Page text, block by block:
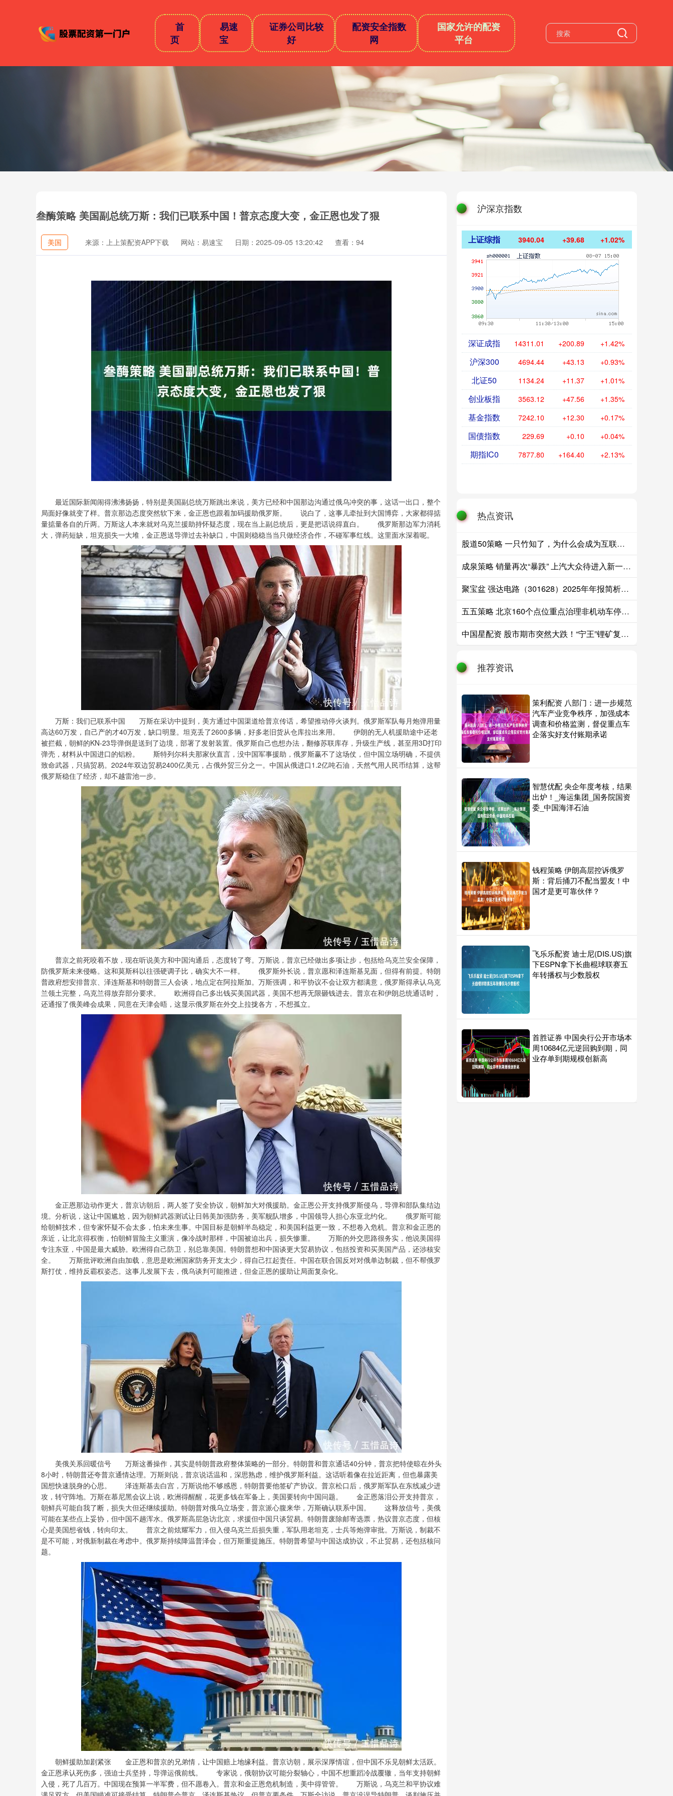
首
页
易速
宝
证券公司比较
好
配资安全指数
网
国家允许的配资
平台
叁酶策略 美国副总统万斯：我们已联系中国！普京态度大变，金正恩也发了狠
美国 来源：上上策配资APP下载 网站：易速宝 日期：2025-09-05 13:20:42 查看：94
最近国际新闻闹得沸沸扬扬，特别是美国副总统万斯跳出来说，美方已经和中国那边沟通过俄乌冲突的事，这话一出口，整个
局面好像就变了样。普京那边态度突然软下来，金正恩也跟着加码援助俄罗斯。 说白了，这事儿牵扯到大国博弈，大家都得掂
量掂量各自的斤两。万斯这人本来就对乌克兰援助持怀疑态度，现在当上副总统后，更是把话说得直白。 俄罗斯那边军力消耗
大，弹药短缺，坦克损失一大堆，金正恩送导弹过去补缺口，中国则稳稳当当只做经济合作，不碰军事红线。这里面水深着呢。
万斯：我们已联系中国 万斯在采访中提到，美方通过中国渠道给普京传话，希望推动停火谈判。俄罗斯军队每月炮弹用量
高达60万发，自己产的才40万发，缺口明显。坦克丢了2600多辆，好多老旧货从仓库拉出来用。 伊朗的无人机援助途中还老
被拦截，朝鲜的KN-23导弹倒是送到了边境，部署了发射装置。俄罗斯自己也想办法，翻修苏联库存，升级生产线，甚至用3D打印
弹壳，材料从中国进口的铝粉。 斯特列尔科夫那家伙直言，没中国军事援助，俄罗斯赢不了这场仗，但中国立场明确，不提供
致命武器，只搞贸易。2024年双边贸易2400亿美元，占俄外贸三分之一。中国从俄进口1.2亿吨石油，天然气用人民币结算，这帮
俄罗斯稳住了经济，却不越雷池一步。
普京之前死咬着不放，现在听说美方和中国沟通后，态度转了弯。万斯说，普京已经做出多项让步，包括给乌克兰安全保障，
防俄罗斯未来侵略。这和莫斯科以往强硬调子比，确实大不一样。 俄罗斯外长说，普京愿和泽连斯基见面，但得有前提。特朗
普政府想安排普京、泽连斯基和特朗普三人会谈，地点定在阿拉斯加。万斯强调，和平协议不会让双方都满意，俄罗斯得承认乌克
兰领土完整，乌克兰得放弃部分要求。 欧洲得自己多出钱买美国武器，美国不想再无限砸钱进去。普京在和伊朗总统通话时，
还通报了俄美峰会成果，同意在天津会晤，这显示俄罗斯在外交上拉拢各方，不想孤立。
金正恩那边动作更大，普京访朝后，两人签了安全协议，朝鲜加大对俄援助。金正恩公开支持俄罗斯侵乌，导弹和部队集结边
境。分析说，这让中国尴尬，因为朝鲜武器测试让日韩美加强防务，美军舰队增多，中国领导人担心东亚北约化。 俄罗斯可能
给朝鲜技术，但专家怀疑不会太多，怕未来生事。中国目标是朝鲜半岛稳定，和美国利益更一致，不想卷入危机。普京和金正恩的
亲近，让北京得权衡，怕朝鲜冒险主义重演，像冷战时那样，中国被迫出兵，损失惨重。 万斯的外交思路很务实，他说美国得
专注东亚，中国是最大威胁。欧洲得自己防卫，别总靠美国。特朗普想和中国谈更大贸易协议，包括投资和买美国产品，还涉核安
全。 万斯批评欧洲自由加载，意思是欧洲国家防务开支太少，得自己扛起责任。中国在联合国反对对俄单边制裁，但不帮俄罗
斯打仗，维持反霸权姿态。这事儿发展下去，俄乌谈判可能推进，但金正恩的援助让局面复杂化。
美俄关系回暖信号 万斯这番操作，其实是特朗普政府整体策略的一部分。特朗普和普京通话40分钟，普京把特使晾在外头
8小时，特朗普还夸普京通情达理。万斯则说，普京说话温和，深思熟虑，维护俄罗斯利益。这话听着像在拉近距离，但也暴露美
国想快速脱身的心思。 泽连斯基去白宫，万斯说他不够感恩，特朗普要他签矿产协议。普京松口后，俄罗斯军队在东线减少进
攻，转守阵地。万斯在慕尼黑会议上说，欧洲得醒醒，花更多钱在军备上，美国要转向中国问题。 金正恩落泪公开支持普京，
朝鲜兵可能自我了断，损失大但还继续援助。特朗普对俄乌立场变，普京派心腹来华，万斯确认联系中国。 这释放信号，美俄
可能在某些点上妥协，但中国不趟浑水。俄罗斯高层急访北京，求援但中国只谈贸易。特朗普废除邮寄选票，热议普京态度，但核
心是美国想省钱，转向印太。 普京之前炫耀军力，但入侵乌克兰后损失重，军队用老坦克，士兵等炮弹审批。万斯说，制裁不
是不可能，对俄新制裁在考虑中。俄罗斯持续降温普泽会，但万斯重提施压。特朗普希望与中国达成协议，不止贸易，还包括核问
题。
朝鲜援助加剧紧张 金正恩和普京的兄弟情，让中国赔上地缘利益。普京访朝，展示深厚情谊，但中国不乐见朝鲜太活跃。
金正恩承认死伤多，强迫士兵坚持，导弹运俄前线。 专家说，俄朝协议可能分裂轴心，中国不想重蹈冷战覆辙，当年支持朝鲜
入侵，死了几百万。中国现在预算一半军费，但不愿卷入。普京和金正恩危机制造，美中得管管。 万斯说，乌克兰和平协议难
沪深京指数
上证综指 3940.04 +39.68 +1.02%
深证成指 14311.01 +200.89 +1.42%
沪深300 4694.44 +43.13 +0.93%
北证50 1134.24 +11.37 +1.01%
创业板指 3563.12 +47.56 +1.35%
基金指数 7242.10 +12.30 +0.17%
国债指数 229.69 +0.10 +0.04%
期指IC0 7877.80 +164.40 +2.13%
热点资讯
股道50策略 一只竹知了，为什么会成为互联网热点
成泉策略 销量再次“暴跌” 上汽大众待进入新一轮产品驱动周期?
聚宝盆 强达电路（301628）2025年年报简析：营收净利润同比双双增长，公司应收账款体量较大
五五策略 北京160个点位重点治理非机动车停放，记者探访——
中国星配资 股市期市突然大跌！“宁王”锂矿复产提速搅动市场
推荐资讯
策利配资 八部门：进一步规范
汽车产业竞争秩序，加强成本
调查和价格监测，督促重点车
企落实好支付账期承诺
智慧优配 央企年度考核，结果
出炉！_海运集团_国务院国资
委_中国海洋石油
钱程策略 伊朗高层控诉俄罗
斯：背后捅刀不配当盟友！中
国才是更可靠伙伴？
飞乐乐配资 迪士尼(DIS.US)旗
下ESPN拿下长曲棍球联赛五
年转播权与少数股权
首胜证券 中国央行公开市场本
周10684亿元逆回购到期，同
业存单到期规模创新高